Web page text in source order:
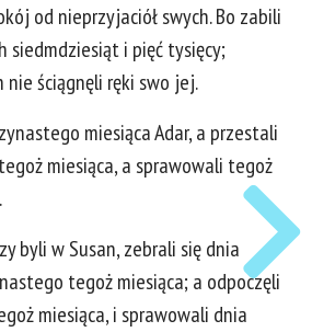
od nieprzyjaciół swych. Bo zabili
siedmdziesiąt i pięć tysięcy;
nie ściągnęli ręki swo jej.
miesiąca Adar, a przestali
miesiąca, a sprawowali tegoż
byli w Susan, zebrali się dnia
tegoż miesiąca; a odpoczęli
miesiąca, i sprawowali dnia